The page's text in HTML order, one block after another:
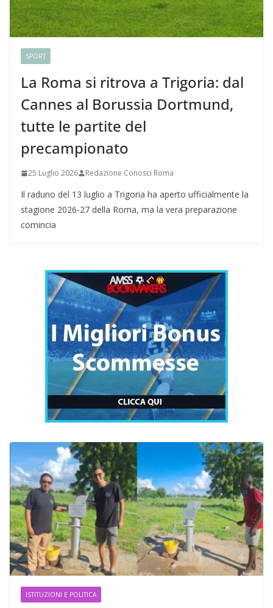
SPORT
La Roma si ritrova a Trigoria: dal
Cannes al Borussia Dortmund,
tutte le partite del
precampionato
25 Luglio 2026 Redazione Conosci Roma
Il raduno del 13 luglio a Trigoria ha aperto ufficialmente la
stagione 2026-27 della Roma, ma la vera preparazione
comincia
ISTITUZIONI E POLITICA